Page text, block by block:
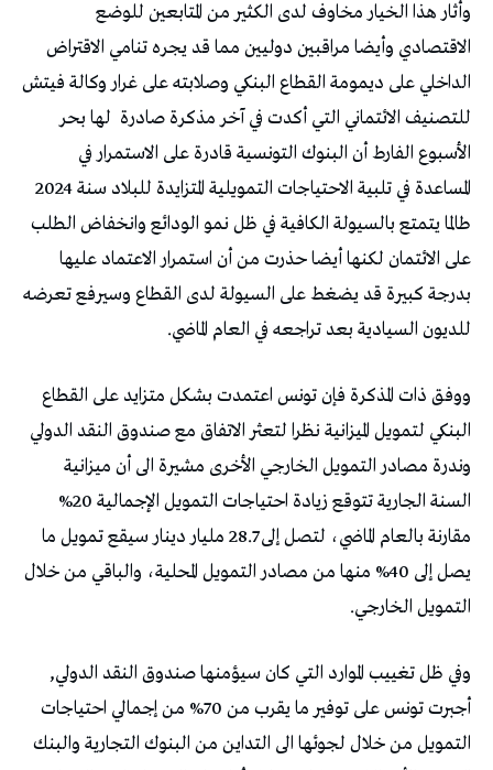
وأثار هذا الخيار مخاوف لدى الكثير من المتابعين للوضع
الاقتصادي وأيضا مراقبين دوليين مما قد يجره تنامي الاقتراض
الداخلي على ديمومة القطاع البنكي وصلابته على غرار وكالة فيتش
للتصنيف الائتماني التي أكدت في آخر مذكرة صادرة لها بحر
الأسبوع الفارط أن البنوك التونسية قادرة على الاستمرار في
المساعدة في تلبية الاحتياجات التمويلية المتزايدة للبلاد سنة 2024
طالما يتمتع بالسيولة الكافية في ظل نمو الودائع وانخفاض الطلب
على الائتمان لكنها أيضا حذرت من أن استمرار الاعتماد عليها
بدرجة كبيرة قد يضغط على السيولة لدى القطاع وسيرفع تعرضه
للديون السيادية بعد تراجعه في العام الماضي.
ووفق ذات المذكرة فإن تونس اعتمدت بشكل متزايد على القطاع
البنكي لتمويل الميزانية نظرا لتعثر الاتفاق مع صندوق النقد الدولي
وندرة مصادر التمويل الخارجي الأخرى مشيرة الى أن ميزانية
السنة الجارية تتوقع زيادة احتياجات التمويل الإجمالية 20%
مقارنة بالعام الماضي، لتصل إلى 28.7 مليار دينار سيقع تمويل ما
يصل إلى 40% منها من مصادر التمويل المحلية، والباقي من خلال
التمويل الخارجي.
وفي ظل تغييب الموارد التي كان سيؤمنها صندوق النقد الدولي,
أجبرت تونس على توفير ما يقرب من 70% من إجمالي احتياجات
التمويل من خلال لجوئها الى التداين من البنوك التجارية والبنك